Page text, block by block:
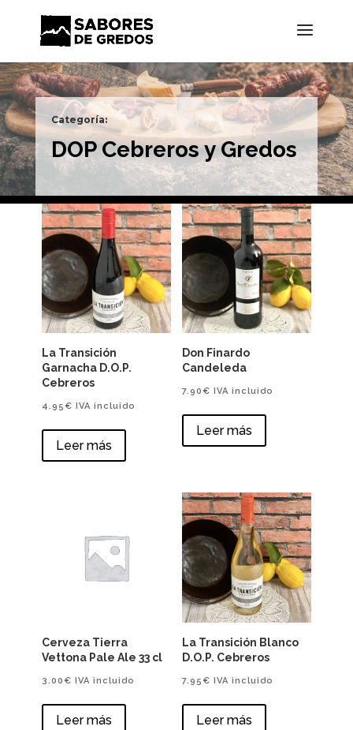
Categoría:
DOP Cebreros y Gredos
La Transición
Garnacha D.O.P.
Cebreros
4.95 € IVA incluido
Leer más
Don Finardo
Candeleda
7.90 € IVA incluido
Leer más
Cerveza Tierra
Vettona Pale Ale 33 cl
3.00 € IVA incluido
Leer más
La Transición Blanco
D.O.P. Cebreros
7.95 € IVA incluido
Leer más